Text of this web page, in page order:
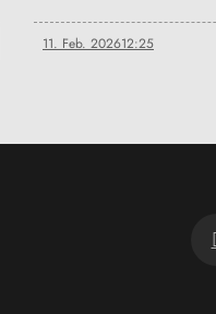
11. Feb. 202612:25